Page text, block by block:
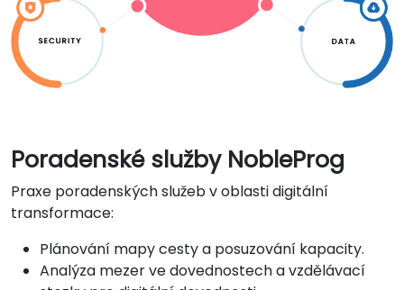
Poradenské služby NobleProg
Praxe poradenských služeb v oblasti digitální
transformace:
Plánování mapy cesty a posuzování kapacity.
Analýza mezer ve dovednostech a vzdělávací